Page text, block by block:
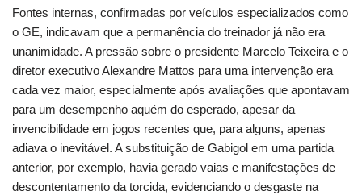
Fontes internas, confirmadas por veículos especializados como
o GE, indicavam que a permanência do treinador já não era
unanimidade. A pressão sobre o presidente Marcelo Teixeira e o
diretor executivo Alexandre Mattos para uma intervenção era
cada vez maior, especialmente após avaliações que apontavam
para um desempenho aquém do esperado, apesar da
invencibilidade em jogos recentes que, para alguns, apenas
adiava o inevitável. A substituição de Gabigol em uma partida
anterior, por exemplo, havia gerado vaias e manifestações de
descontentamento da torcida, evidenciando o desgaste na